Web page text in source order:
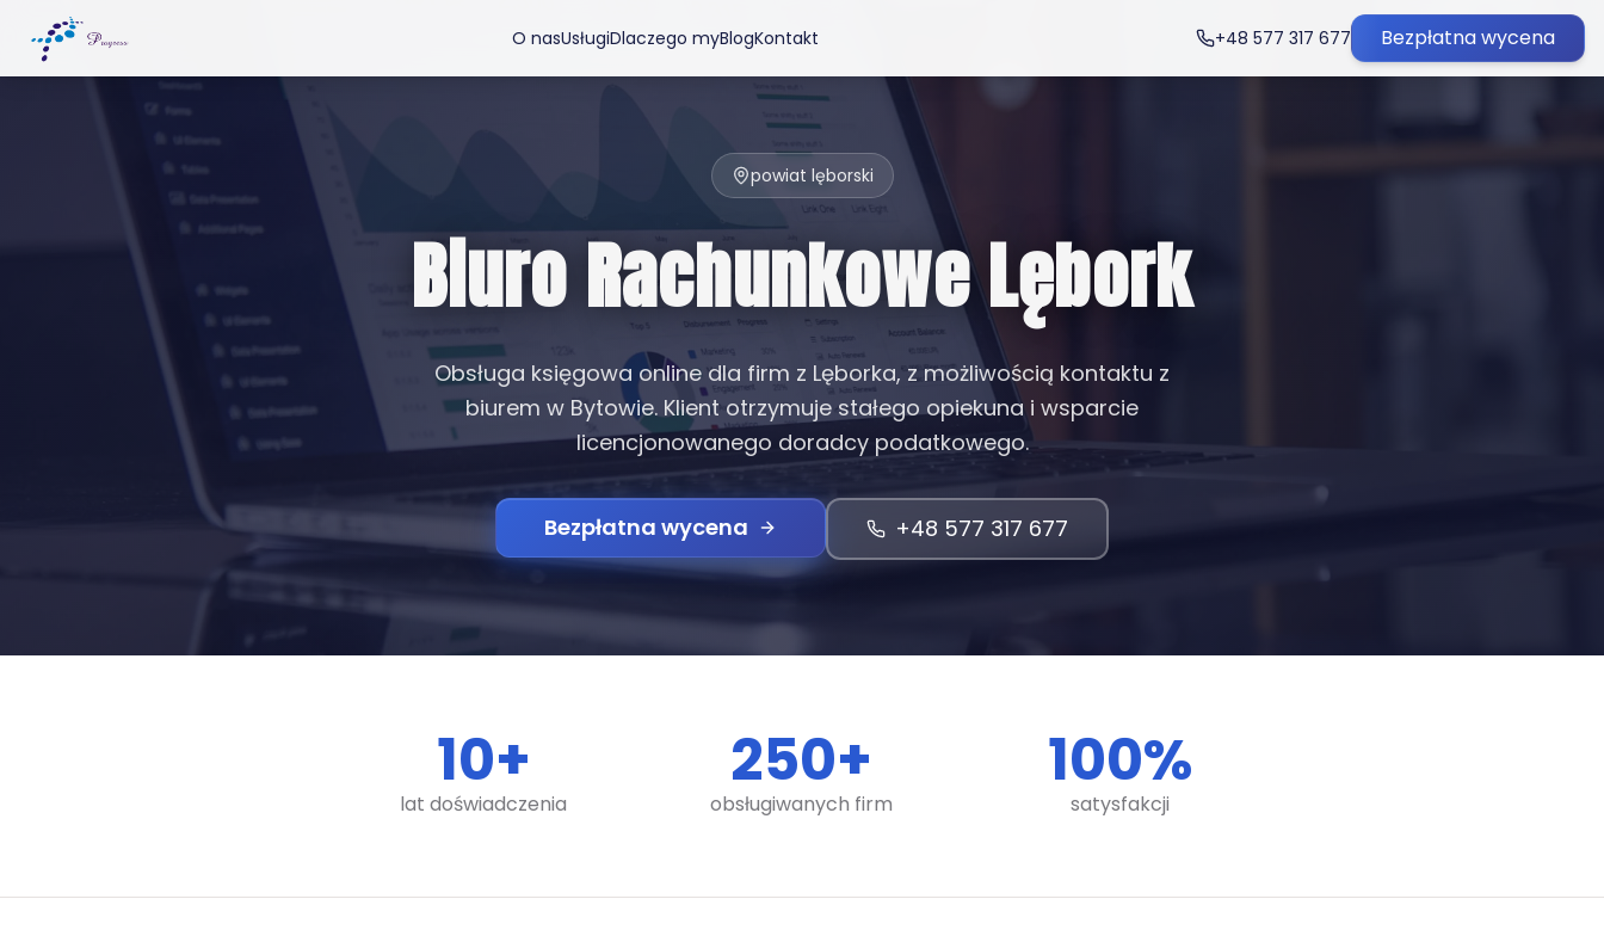
O nasUsługiDlaczego myBlogKontakt +48 577 317 677 Bezpłatna wycena
powiat lęborski
Biuro Rachunkowe Lębork
Obsługa księgowa online dla firm z Lęborka, z możliwością kontaktu z
biurem w Bytowie. Klient otrzymuje stałego opiekuna i wsparcie
licencjonowanego doradcy podatkowego.
Bezpłatna wycena +48 577 317 677
10+
lat doświadczenia
250+
obsługiwanych firm
100%
satysfakcji